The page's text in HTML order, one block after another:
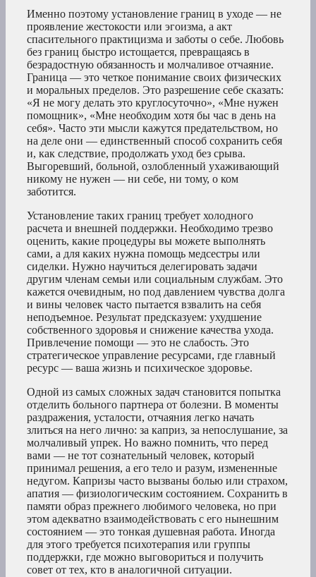
Именно поэтому установление границ в уходе — не
проявление жестокости или эгоизма, а акт
спасительного практицизма и заботы о себе. Любовь
без границ быстро истощается, превращаясь в
безрадостную обязанность и молчаливое отчаяние.
Граница — это четкое понимание своих физических
и моральных пределов. Это разрешение себе сказать:
«Я не могу делать это круглосуточно», «Мне нужен
помощник», «Мне необходим хотя бы час в день на
себя». Часто эти мысли кажутся предательством, но
на деле они — единственный способ сохранить себя
и, как следствие, продолжать уход без срыва.
Выгоревший, больной, озлобленный ухаживающий
никому не нужен — ни себе, ни тому, о ком
заботится.
Установление таких границ требует холодного
расчета и внешней поддержки. Необходимо трезво
оценить, какие процедуры вы можете выполнять
сами, а для каких нужна помощь медсестры или
сиделки. Нужно научиться делегировать задачи
другим членам семьи или социальным службам. Это
кажется очевидным, но под давлением чувства долга
и вины человек часто пытается взвалить на себя
неподъемное. Результат предсказуем: ухудшение
собственного здоровья и снижение качества ухода.
Привлечение помощи — это не слабость. Это
стратегическое управление ресурсами, где главный
ресурс — ваша жизнь и психическое здоровье.
Одной из самых сложных задач становится попытка
отделить больного партнера от болезни. В моменты
раздражения, усталости, отчаяния легко начать
злиться на него лично: за каприз, за непослушание, за
молчаливый упрек. Но важно помнить, что перед
вами — не тот сознательный человек, который
принимал решения, а его тело и разум, измененные
недугом. Капризы часто вызваны болью или страхом,
апатия — физиологическим состоянием. Сохранить в
памяти образ прежнего любимого человека, но при
этом адекватно взаимодействовать с его нынешним
состоянием — это тонкая душевная работа. Иногда
для этого требуется психотерапия или группы
поддержки, где можно выговориться и получить
совет от тех, кто в аналогичной ситуации.